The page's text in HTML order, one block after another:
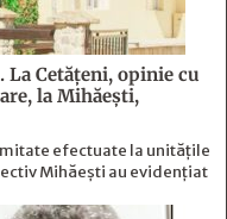
Cetăţeni, opinie cu
la Mihăeşti,
efectuate la unitățile
Mihăești au evidențiat